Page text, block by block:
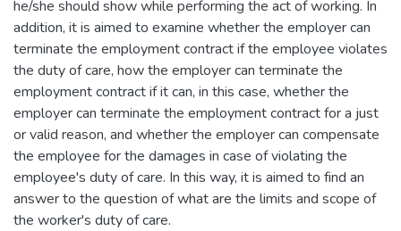
he/she should show while performing the act of working. In
addition, it is aimed to examine whether the employer can
terminate the employment contract if the employee violates
the duty of care, how the employer can terminate the
employment contract if it can, in this case, whether the
employer can terminate the employment contract for a just
or valid reason, and whether the employer can compensate
the employee for the damages in case of violating the
employee's duty of care. In this way, it is aimed to find an
answer to the question of what are the limits and scope of
the worker's duty of care.